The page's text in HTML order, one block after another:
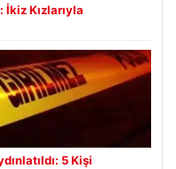
Kızlarıyla
5 Kişi